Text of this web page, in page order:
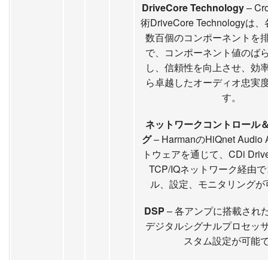
DriveCore Technology–
術DriveCore Technologyは
数百個のコンポーネントを
で、コンポーネント値のば
し、信頼性を向上させ、効
ら卓越したオーディオ忠実
す。
ネットワークコントロール
グ– HarmanのHiQnet Audio
トウェアを通じて、CDi
TCP/IQネットワーク経由
ル、設定、モニタリング
DSP – 各アンプに搭載され
デジタルシグナルプロセッ
スタム設定が可能